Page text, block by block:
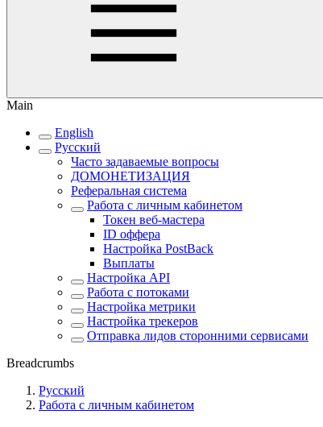
Main
English
Русский
Часто задаваемые вопросы
ДОМОНЕТИЗАЦИЯ
Реферальная система
Работа с личным кабинетом
Токен веб-мастера
ID оффера
Настройка PostBack
Выплаты
Настройка API
Работа с потоками
Настройка метрики
Настройка трекеров
Отправка лидов сторонними сервисами
Breadcrumbs
Русский
Работа с личным кабинетом